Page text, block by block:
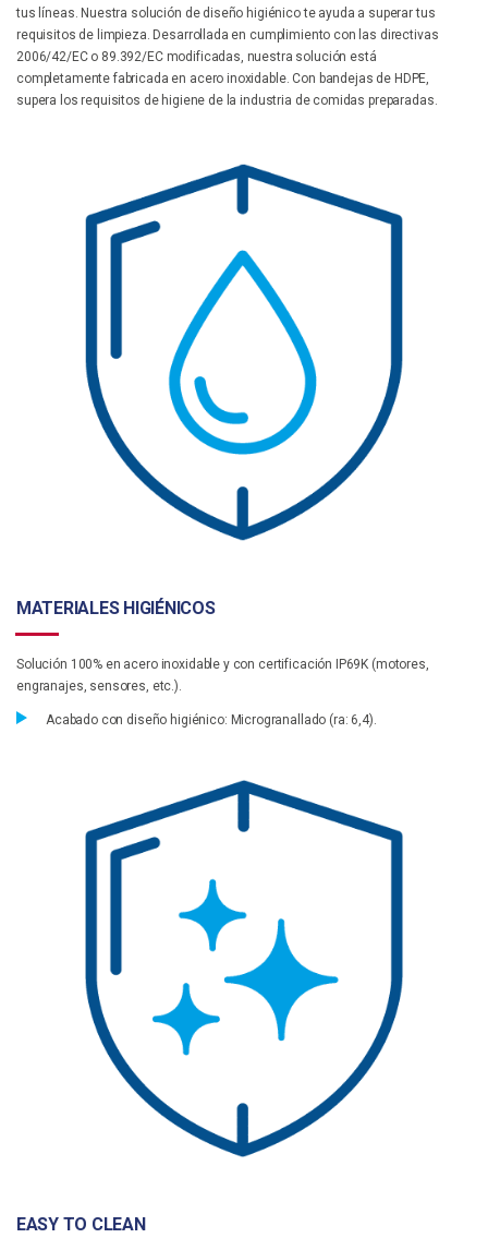
tus líneas. Nuestra solución de diseño higiénico te ayuda a superar tus
requisitos de limpieza. Desarrollada en cumplimiento con las directivas
2006/42/EC o 89.392/EC modificadas, nuestra solución está
completamente fabricada en acero inoxidable. Con bandejas de HDPE,
supera los requisitos de higiene de la industria de comidas preparadas.
MATERIALES HIGIÉNICOS
Solución 100% en acero inoxidable y con certificación IP69K (motores,
engranajes, sensores, etc.).
Acabado con diseño higiénico: Microgranallado (ra: 6,4).
EASY TO CLEAN